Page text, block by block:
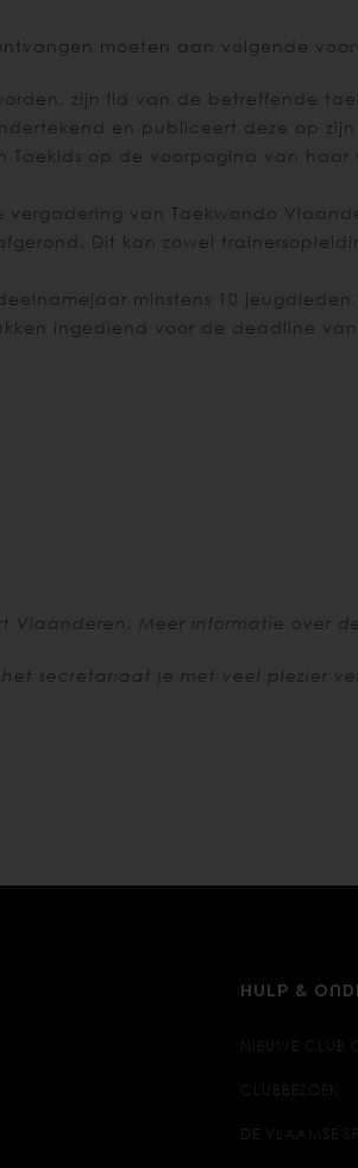
moeten aan volgende
zijn lid van de betreffende
en publiceert deze op
op de voorpagina van
van Taekwondo
Dit kan zowel
minstens 10 jeugdleden
ingediend voor de deadline van
Vlaanderen. Meer informatie over
secretariaat je met veel plezier
HULP &
NIEUWE CLUB
CLUBBEZOEK
DE VLAAMSE